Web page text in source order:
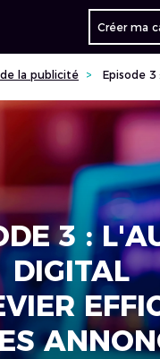
Créer ma
la publicité Episode 3
3 :
DIGITAL